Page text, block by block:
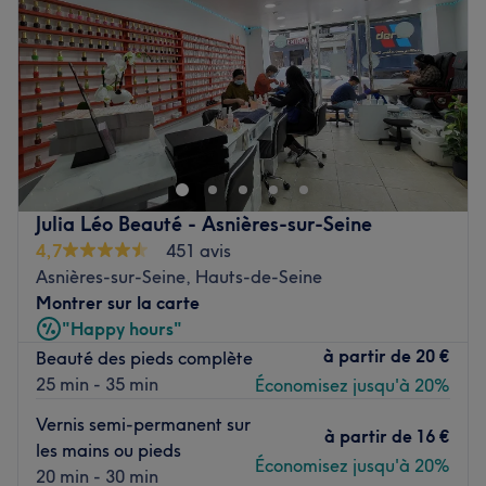
Samedi
10:15–20:00
Dimanche
10:15–20:00
Bienvenue chez Himalaya Beauté, un institut de beauté
installé dans le 20ᵉ arrondissement de Paris dans le joli
quartier Télégraphe. Laissez-vous vous faire chouchouter,
le temps d'une parenthèse de douceur et profitez de soins
sur mesure pour révéler votre beauté naturelle et prendre
soin de votre peau. Faites-vous chouchouter par Paru
chez Himalaya Beauté !
Transports publics les plus proches :
Tout près de la station de métro Saint-Fargeau, desservie
par la ligne 3B.
L’équipe :
Paru, originaire du Népal, prend soin de vous de la tête
aux pieds.
Julia Léo Beauté - Asnières-sur-Seine
4,7
451 avis
Asnières-sur-Seine, Hauts-de-Seine
Montrer sur la carte
"Happy hours"
Beauté des pieds complète
25 min - 35 min
à partir de 20 €
Économisez jusqu'à 20%
Vernis semi-permanent sur
les mains ou pieds
20 min - 30 min
à partir de 16 €
Économisez jusqu'à 20%